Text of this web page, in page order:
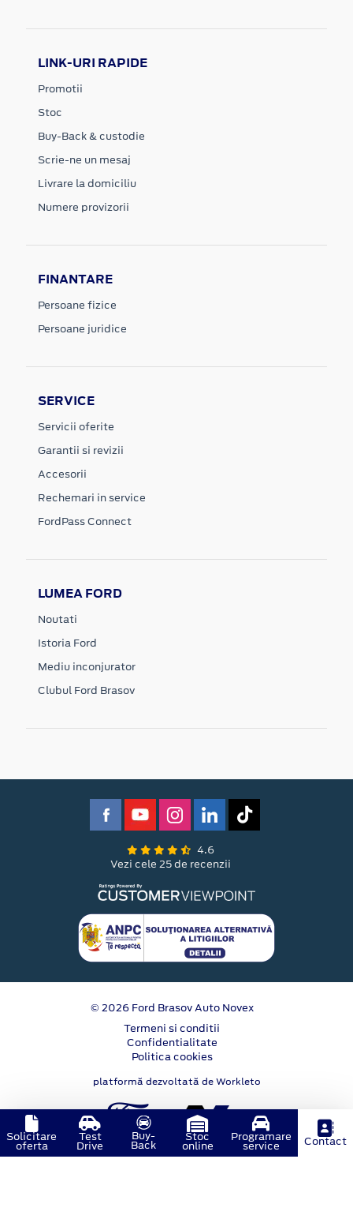
LINK-URI RAPIDE
Promotii
Stoc
Buy-Back & custodie
Scrie-ne un mesaj
Livrare la domiciliu
Numere provizorii
FINANTARE
Persoane fizice
Persoane juridice
SERVICE
Servicii oferite
Garantii si revizii
Accesorii
Rechemari in service
FordPass Connect
LUMEA FORD
Noutati
Istoria Ford
Mediu inconjurator
Clubul Ford Brasov
4.6
Vezi cele 25 de recenzii
© 2026 Ford Brasov Auto Novex
Termeni si conditii
Confidentialitate
Politica cookies
platformă dezvoltată de Workleto
Solicitare
oferta
Test
Drive
Buy-
Back
Stoc
online
Programare
service Contact